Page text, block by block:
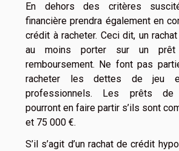
En dehors des critères
financière prendra également en
crédit à racheter. Ceci dit, un
au moins porter sur un
remboursement. Ne font pas
racheter les dettes de jeu
professionnels. Les prêts de
pourront en faire partir s’ils sont
et 75 000 €.
S’il s’agit d’un rachat de crédit